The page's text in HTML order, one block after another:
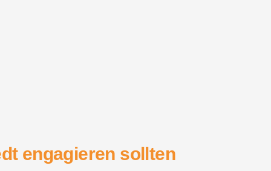
engagieren sollten